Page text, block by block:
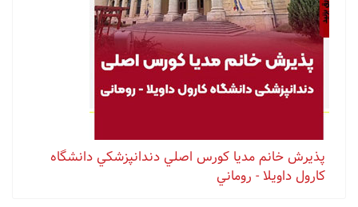
پذيرش خانم مدیا كورس اصلي دندانپزشكي دانشگاه
كارول داويلا - روماني